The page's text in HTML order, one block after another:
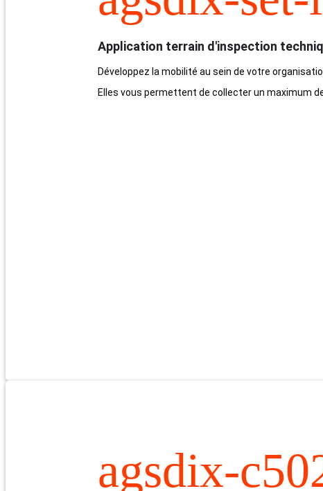
Application terrain d'inspection
Développez la mobilité au sein de votre
Elles vous permettent de collecter un maximum
agsdix-